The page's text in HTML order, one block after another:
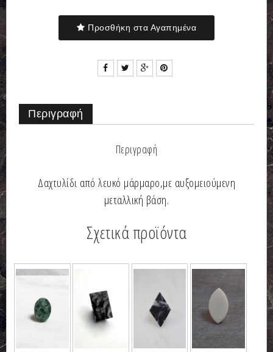
Προσθήκη στα Αγαπημένα
Περιγραφή
Περιγραφή
Δαχτυλίδι από λευκό μάρμαρο,με αυξομειούμενη
μεταλλική βάση.
Σχετικά προϊόντα